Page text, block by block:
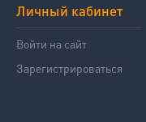
Личный кабинет
Войти на сайт
Зарегистрироваться